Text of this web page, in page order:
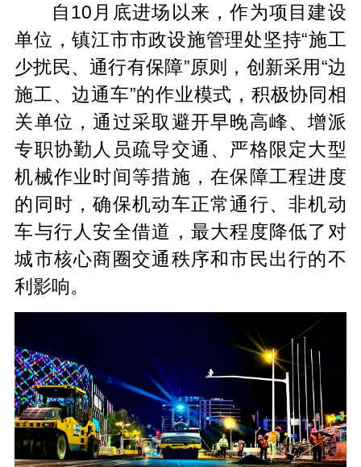
自10月底进场以来，作为项目建设
单位，镇江市市政设施管理处坚持“施工
少扰民、通行有保障”原则，创新采用“边
施工、边通车”的作业模式，积极协同相
关单位，通过采取避开早晚高峰、增派
专职协勤人员疏导交通、严格限定大型
机械作业时间等措施，在保障工程进度
的同时，确保机动车正常通行、非机动
车与行人安全借道，最大程度降低了对
城市核心商圈交通秩序和市民出行的不
利影响。